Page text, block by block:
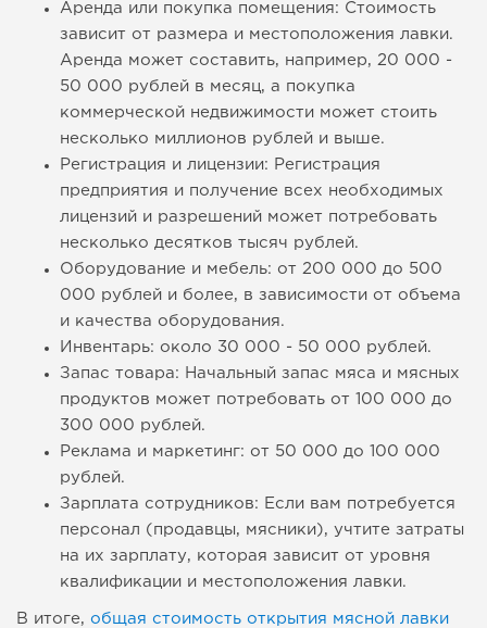
Аренда или покупка помещения: Стоимость
зависит от размера и местоположения лавки.
Аренда может составить, например, 20 000 -
50 000 рублей в месяц, а покупка
коммерческой недвижимости может стоить
несколько миллионов рублей и выше.
Регистрация и лицензии: Регистрация
предприятия и получение всех необходимых
лицензий и разрешений может потребовать
несколько десятков тысяч рублей.
Оборудование и мебель: от 200 000 до 500
000 рублей и более, в зависимости от объема
и качества оборудования.
Инвентарь: около 30 000 - 50 000 рублей.
Запас товара: Начальный запас мяса и мясных
продуктов может потребовать от 100 000 до
300 000 рублей.
Реклама и маркетинг: от 50 000 до 100 000
рублей.
Зарплата сотрудников: Если вам потребуется
персонал (продавцы, мясники), учтите затраты
на их зарплату, которая зависит от уровня
квалификации и местоположения лавки.
В итоге, общая стоимость открытия мясной лавки